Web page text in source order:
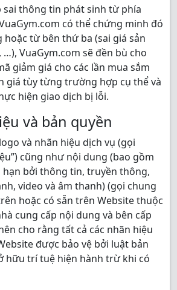
thông tin phát sinh từ phía
có thể chứng minh đó
hoặc từ bên thứ ba (sai giá sản
VuaGym.com sẽ đền bù cho
giảm giá cho các lần mua sắm
giá tùy từng trường hợp cụ thể và
hiện giao dịch bị lỗi.
và bản quyền
và nhãn hiệu dịch vụ (gọi
cũng như nội dung (bao gồm
bởi thông tin, truyền thông,
video và âm thanh) (gọi chung
hoặc có sẵn trên Website thuộc
cung cấp nội dung và bên cấp
cho rằng tất cả các nhãn hiệu
được bảo vệ bởi luật bản
hữu trí tuệ hiện hành trừ khi có